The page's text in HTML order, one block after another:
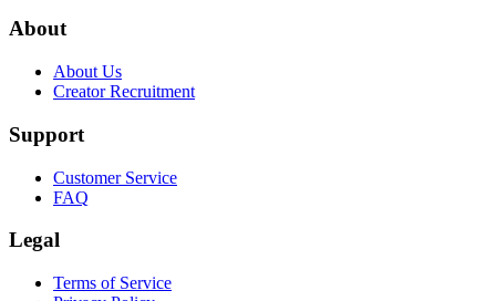
About
About Us
Creator Recruitment
Support
Customer Service
FAQ
Legal
Terms of Service